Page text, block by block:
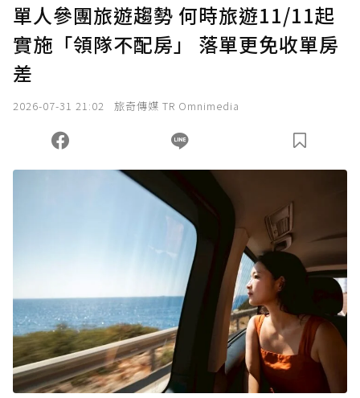
確認送出
您當前剩餘 U 利點數：0點；前往 購買點數
單人參團旅遊趨勢 何時旅遊11/11起
實施「領隊不配房」 落單更免收單房
差
2026-07-31 21:02 旅奇傳媒 TR Omnimedia